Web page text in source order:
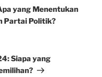
yang Menentukan
Partai Politik?
Siapa yang